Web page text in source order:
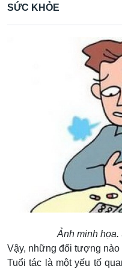
SỨC KHỎE
Ảnh minh họa.
Vậy, những đối tượng nào
Tuổi tác là một yếu tố